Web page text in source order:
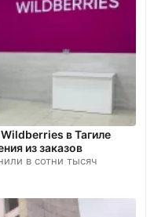
в Тагиле
из заказов
в сотни тысяч